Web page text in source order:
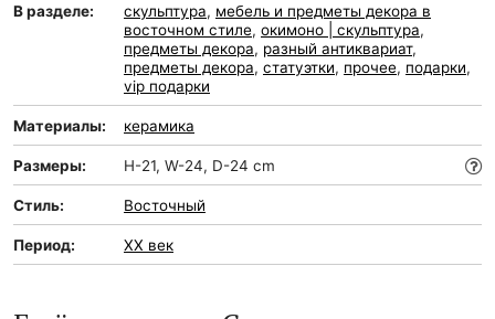
В разделе: скульптура, мебель и предметы декора в
восточном стиле, окимоно | скульптура,
предметы декора, разный антиквариат,
предметы декора, статуэтки, прочее, подарки,
vip подарки
Материалы: керамика
Размеры: H-21, W-24, D-24 cm
Стиль: Восточный
Период: XX век